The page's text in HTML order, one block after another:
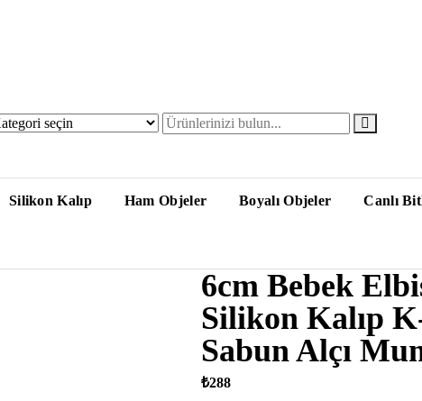
Silikon Kalıp Ham Objeler Boyalı Objeler Canlı
6cm Bebek
Silikon Kalıp
Sabun Alçı
₺288